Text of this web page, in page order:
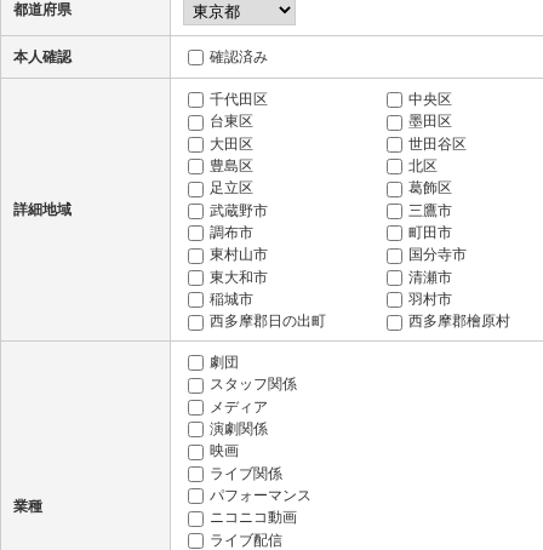
都道府県
本人確認 確認済み
詳細地域
千代田区
中央区
台東区
墨田区
大田区
世田谷区
豊島区
北区
足立区
葛飾区
武蔵野市
三鷹市
調布市
町田市
東村山市
国分寺市
東大和市
清瀬市
稲城市
羽村市
西多摩郡日の出町
西多摩郡檜原村
新島村
神津島村
三宅島三宅村
業種
劇団
スタッフ関係
メディア
演劇関係
映画
ライブ関係
パフォーマンス
ニコニコ動画
ライブ配信